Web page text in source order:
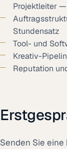
Projektleiter
Stundensatz
Tool- und
Kreativ-
Reputation
Senden Sie eine